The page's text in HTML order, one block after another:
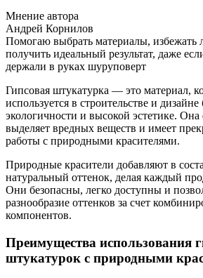
Мнение автора
Андрей Корнилов
Помогаю выбрать материалы, избежать
получить идеальный результат, даже
держали в руках шуруповерт
Гипсовая штукатурка — это материал,
используется в строительстве и дизайне
экологичности и высокой эстетике.
выделяет вредных веществ и имеет
работы с природными красителями.
Природные красители добавляют в
натуральный оттенок, делая каждый
Они безопасны, легко доступны и
разнообразие оттенков за счет
компонентов.
Преимущества использования
штукатурок с природными